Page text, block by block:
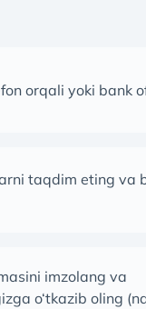
orqali yoki bank
taqdim eting va
imzolang va
o‘tkazib oling